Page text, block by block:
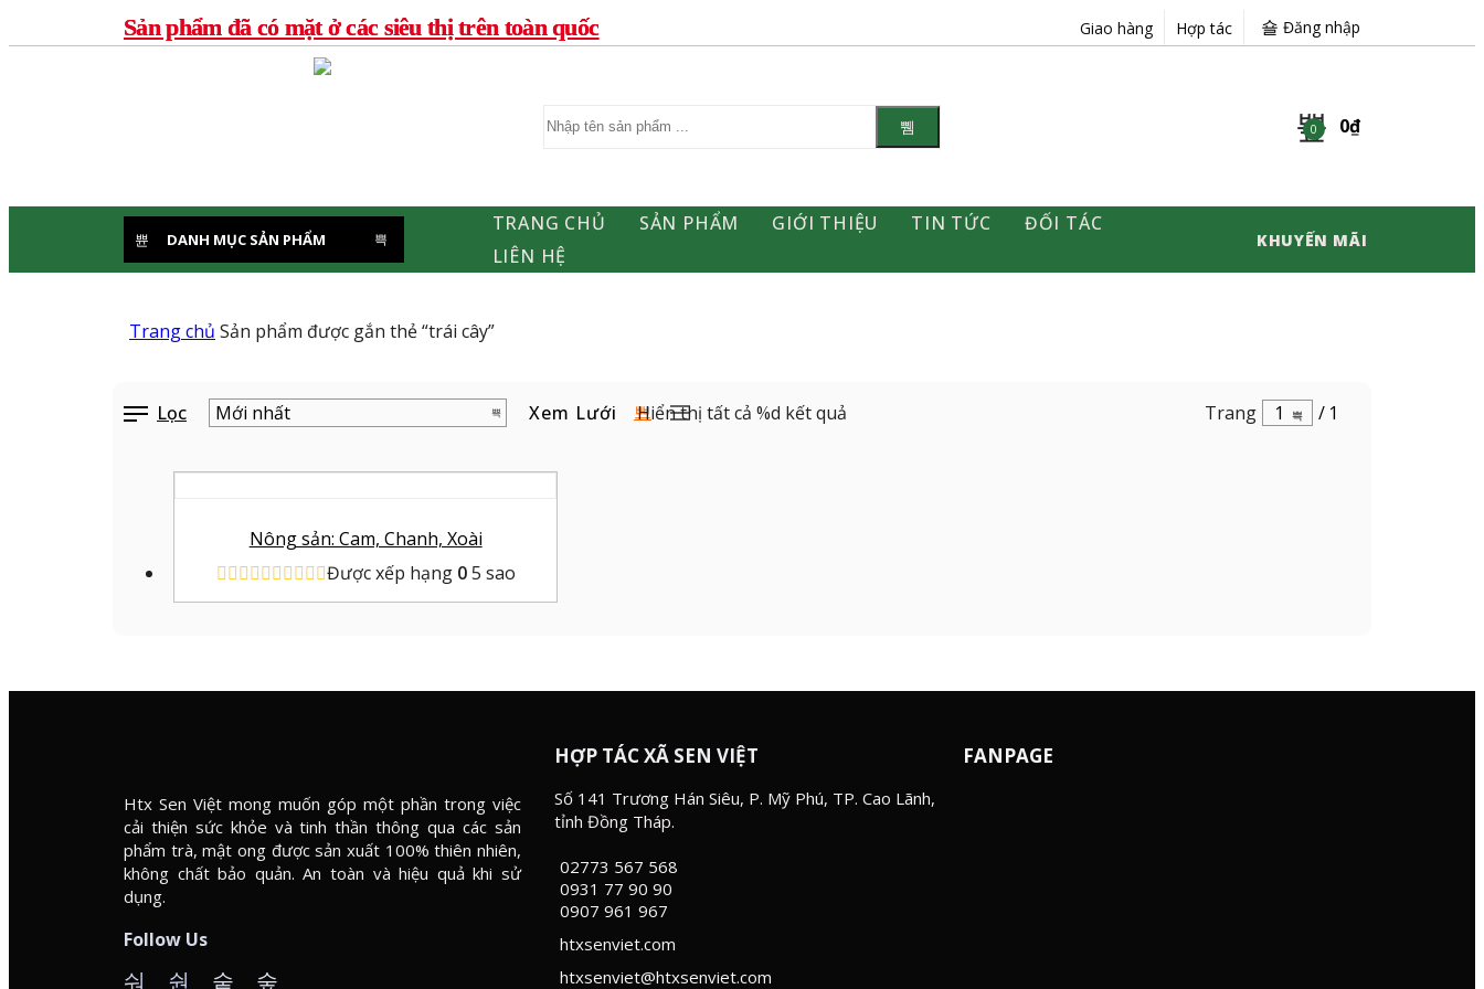
Sản phẩm đã có mặt ở các siêu thị trên toàn quốc Giao hàng Hợp tác Đăng nhập
0 0₫
DANH MỤC SẢN PHẨM
TRANG CHỦ SẢN PHẨM GIỚI THIỆU TIN TỨC
ĐỐI TÁC
LIÊN HỆ
KHUYẾN MÃI
Trang chủ Sản phẩm được gắn thẻ “trái cây”
Lọc Xem Lưới Hiển thị tất cả %d kết quả Trang 1 / 1
Nông sản: Cam, Chanh, Xoài
Được xếp hạng 05 sao
Htx Sen Việt mong muốn góp một phần trong việc
cải thiện sức khỏe và tinh thần thông qua các sản
phẩm trà, mật ong được sản xuất 100% thiên nhiên,
không chất bảo quản. An toàn và hiệu quả khi sử
dụng.
Follow Us
HỢP TÁC XÃ SEN VIỆT
Số 141 Trương Hán Siêu, P. Mỹ Phú, TP. Cao Lãnh,
tỉnh Đồng Tháp.
02773 567 568
0931 77 90 90
0907 961 967
htxsenviet.com
htxsenviet@htxsenviet.com
FANPAGE